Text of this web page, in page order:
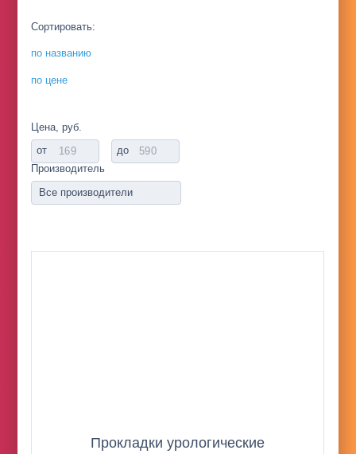
Сортировать:
по названию
по цене
Цена, руб.
от
до
Производитель
Все производители
Прокладки урологические